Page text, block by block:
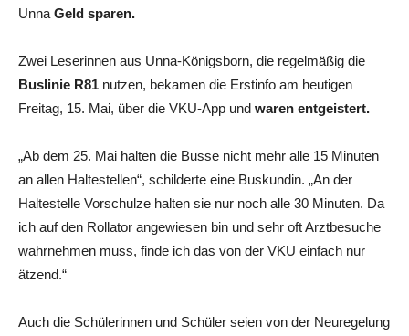
Unna Geld sparen.
Zwei Leserinnen aus Unna-Königsborn, die regelmäßig die
Buslinie R81 nutzen, bekamen die Erstinfo am heutigen
Freitag, 15. Mai, über die VKU-App und waren entgeistert.
„Ab dem 25. Mai halten die Busse nicht mehr alle 15 Minuten
an allen Haltestellen“, schilderte eine Buskundin. „An der
Haltestelle Vorschulze halten sie nur noch alle 30 Minuten. Da
ich auf den Rollator angewiesen bin und sehr oft Arztbesuche
wahrnehmen muss, finde ich das von der VKU einfach nur
ätzend.“
Auch die Schülerinnen und Schüler seien von der Neuregelung